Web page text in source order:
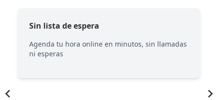
Sin lista de espera
Agenda tu hora online en minutos, sin llamadas
ni esperas